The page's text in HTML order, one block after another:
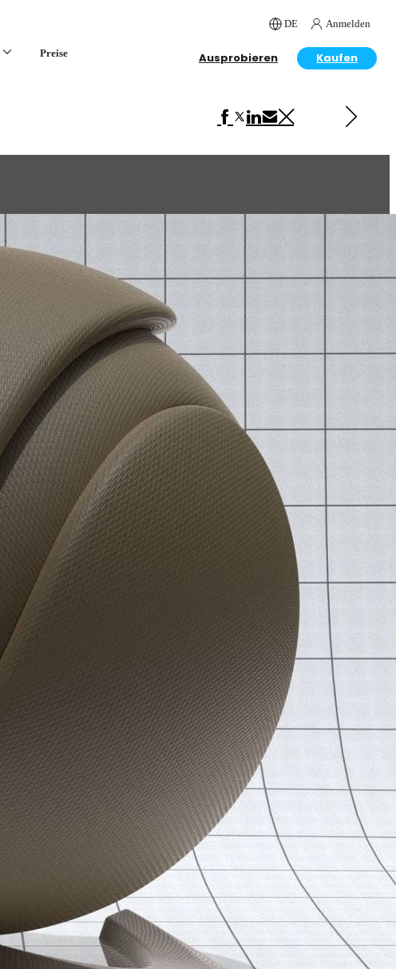
DE Anmelden
Preise Ausprobieren Kaufen
Leather Brown Crocodile